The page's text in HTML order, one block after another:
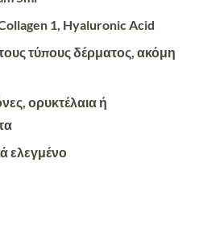
1 Hyaluronic Acid
τύπους δέρματος , ακόμη
ορυκτέλαια ή
ελεγμένο